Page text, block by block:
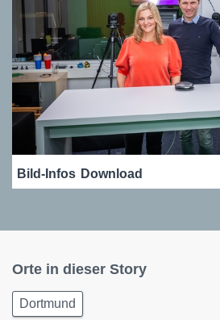
Bild-Infos Download
Orte in dieser Story
Dortmund